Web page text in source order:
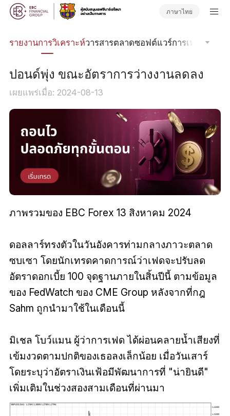
ภาษาไทย
รายงานการวิเคราะห์วารสารตลาดซอฟต์แวร์การเทรด
ปอนด์พุ่ง ขณะอัตราการว่างงานลดลง
เผยแพร่เมื่อ: 2024-08-13
ภาพรวมของ EBC Forex 13 สิงหาคม 2024
ดอลลาร์ทรงตัวในวันอังคารท่ามกลางภาวะตลาด
ซบเซา โดยนักเทรดคาดการณ์ว่าเฟดจะปรับลด
อัตราดอกเบี้ย 100 จุดฐานภายในสิ้นปีนี้ ตามข้อมูล
ของ FedWatch ของ CME Group หลังจากที่กฎ
Sahm ถูกนำมาใช้ในเดือนนี้
มิเชล โบว์แมน ผู้ว่าการเฟด ได้ผ่อนคลายน้ำเสียงที่
เข้มงวดตามปกติของเธอลงเล็กน้อย เมื่อวันเสาร์
โดยระบุว่าอัตราเงินเฟ้อมีพัฒนาการที่ "น่ายินดี"
เพิ่มเติมในช่วงสองสามเดือนที่ผ่านมา